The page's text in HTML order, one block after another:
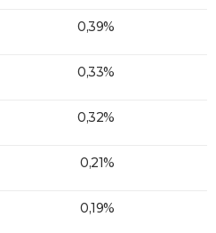
0,39%
0,33%
0,32%
0,21%
0,19%